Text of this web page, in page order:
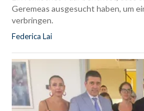
Geremeas ausgesucht haben, um
verbringen.
Federica Lai